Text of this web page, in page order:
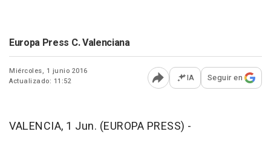
Europa Press C. Valenciana
Miércoles, 1 junio 2016
Actualizado: 11:52
Abrir opciones para
IA Seguir en
VALENCIA, 1 Jun. (EUROPA PRESS) -